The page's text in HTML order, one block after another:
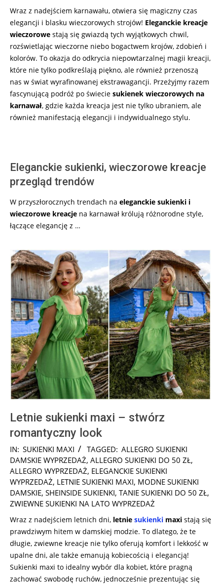
Wraz z nadejściem karnawału, otwiera się magiczny czas
elegancji i blasku wieczorowych strojów! Eleganckie kreacje
wieczorowe stają się gwiazdą tych wyjątkowych chwil,
rozświetlając wieczorne niebo bogactwem krojów, zdobień i
kolorów. To okazja do odkrycia niepowtarzalnej magii kreacji,
które nie tylko podkreślają piękno, ale również przenoszą
nas w świat wyrafinowanej ekstrawagancji. Przeżyjmy razem
fascynującą podróż po świecie sukienek wieczorowych na
karnawał, gdzie każda kreacja jest nie tylko ubraniem, ale
również manifestacją elegancji i indywidualnego stylu.
Eleganckie sukienki, wieczorowe kreacje
przegląd trendów
W przyszłorocznych trendach na eleganckie sukienki i
wieczorowe kreacje na karnawał królują różnorodne style,
łączące elegancję z …
Letnie sukienki maxi – stwórz
romantyczny look
2025-
07-
02
IN: SUKIENKI MAXI TAGGED: ALLEGRO SUKIENKI
DAMSKIE WYPRZEDAŻ, ALLEGRO SUKIENKI DO 50 ZŁ,
ALLEGRO WYPRZEDAŻ, ELEGANCKIE SUKIENKI
WYPRZEDAŻ, LETNIE SUKIENKI MAXI, MODNE SUKIENKI
DAMSKIE, SHEINSIDE SUKIENKI, TANIE SUKIENKI DO 50 ZŁ,
ZWIEWNE SUKIENKI NA LATO WYPRZEDAŻ
Wraz z nadejściem letnich dni, letnie sukienki maxi stają się
prawdziwym hitem w damskiej modzie. To dlatego, że te
długie, zwiewne kreacje nie tylko oferują komfort i lekkość w
upalne dni, ale także emanują kobiecością i elegancją!
Sukienki maxi to idealny wybór dla kobiet, które pragną
zachować swobodę ruchów, jednocześnie prezentując się